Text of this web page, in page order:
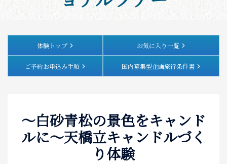
観る・遊ぶ
体験・ツアー
食べる
お土産
アクセス
体験トップ お気に入り一覧
ご予約お申込み手順 国内募集型企画旅行条件書
～白砂青松の景色をキャンド
ルに～天橋立キャンドルづく
り体験